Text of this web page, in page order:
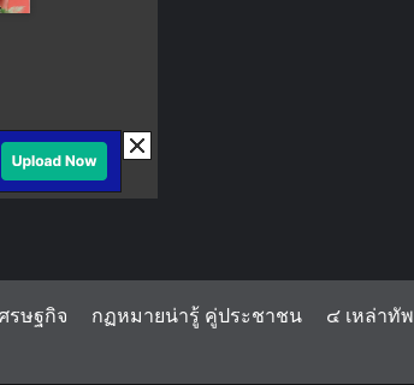
ศรษฐกิจ กฏหมายน่ารู้ คู่ประชาชน ๔ เหล่าทัพ